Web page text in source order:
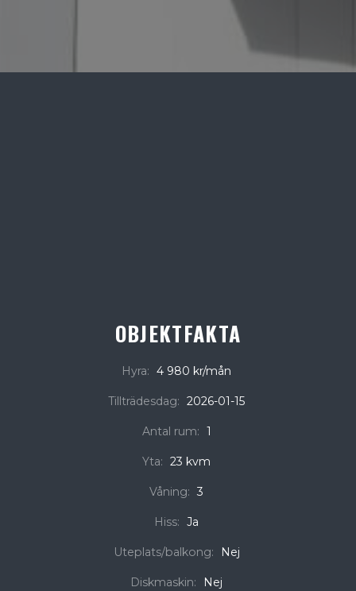
OBJEKTFAKTA
Hyra: 4 980 kr/mån
Tillträdesdag: 2026-01-15
Antal rum: 1
Yta: 23 kvm
Våning: 3
Hiss: Ja
Uteplats/balkong: Nej
Diskmaskin: Nej